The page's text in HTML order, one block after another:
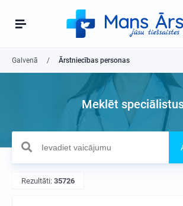
Galvenā Ārstniecības personas
Meklēt
Rezultāti: 35726